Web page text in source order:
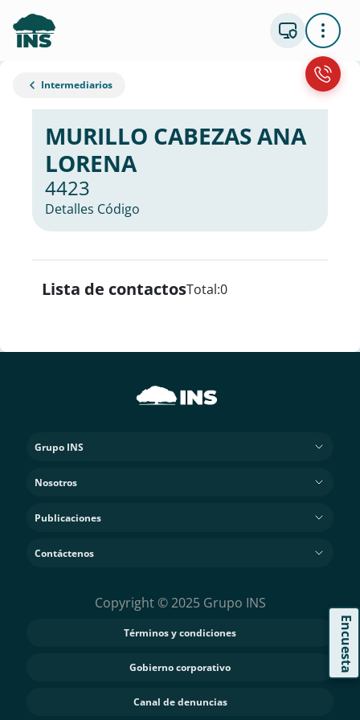
Intermediarios
Encuesta
MURILLO CABEZAS ANA
LORENA
4423
Detalles Código
Lista de contactosTotal:0
Grupo INS
Nosotros
Publicaciones
Contáctenos
Copyright © 2025 Grupo INS
Términos y condiciones
Gobierno corporativo
Canal de denuncias